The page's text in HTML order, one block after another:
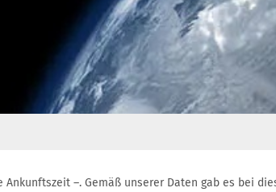
–. Gemäß unserer Daten gab es bei